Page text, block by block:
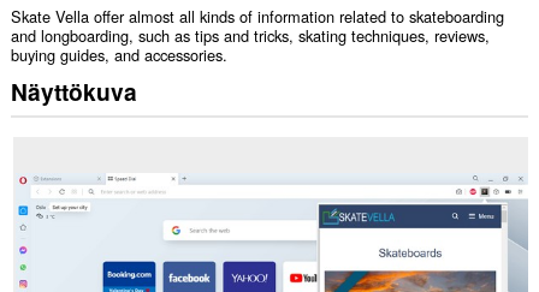
Skate Vella offer almost all kinds of information related to skateboarding
and longboarding, such as tips and tricks, skating techniques, reviews,
buying guides, and accessories.
Näyttökuva